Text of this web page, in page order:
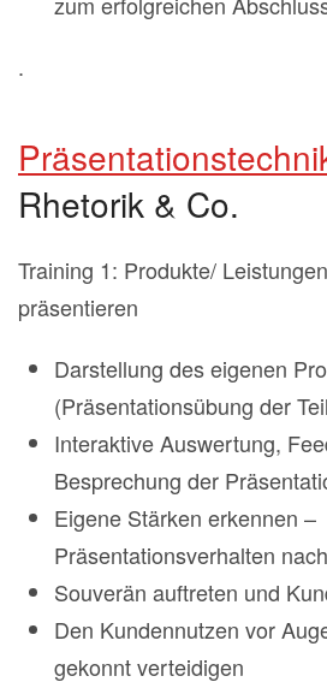
.
Rhetorik & Co.
Training 1: Produkte/
präsentieren
Darstellung des eigenen
(Präsentationsübung der
Interaktive Auswertung,
Besprechung der
Eigene Stärken erkennen –
Präsentationsverhalten
Souverän auftreten und
Den Kundennutzen vor
gekonnt verteidigen